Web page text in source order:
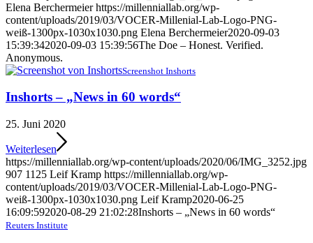
Elena Berchermeier https://millenniallab.org/wp-
content/uploads/2019/03/VOCER-Millenial-Lab-Logo-PNG-
weiß-1300px-1030x1030.png Elena Berchermeier2020-09-03
15:39:342020-09-03 15:39:56The Doe – Honest. Verified.
Anonymous.
Screenshot Inshorts
Inshorts – „News in 60 words“
25. Juni 2020
Weiterlesen
https://millenniallab.org/wp-content/uploads/2020/06/IMG_3252.jpg
907 1125 Leif Kramp https://millenniallab.org/wp-
content/uploads/2019/03/VOCER-Millenial-Lab-Logo-PNG-
weiß-1300px-1030x1030.png Leif Kramp2020-06-25
16:09:592020-08-29 21:02:28Inshorts – „News in 60 words“
Reuters Institute